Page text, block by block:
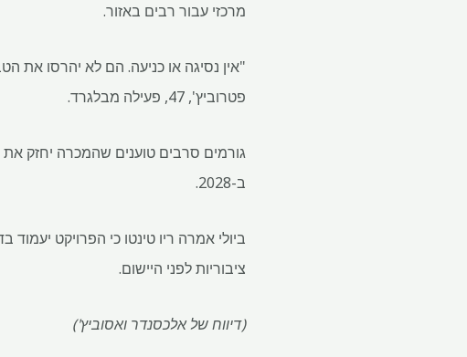
מרכזי עבור רבים באזור.
"אין נסיגה או כניעה. הם לא יהרסו את
פטרוביץ', 47, פעילה מבלגרד.
גורמים סרבים טוענים שהמכרה יחזק את
ב-2028.
ביולי אמרה ריו טינטו כי הפרויקט
ציבוריות לפני היישום.
(דיווח של אלכסנדר ואסוביץ')